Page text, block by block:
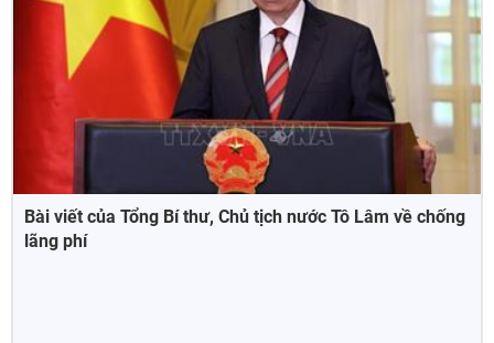
Bài viết của Tổng Bí thư, Chủ tịch nước Tô Lâm về chống
lãng phí